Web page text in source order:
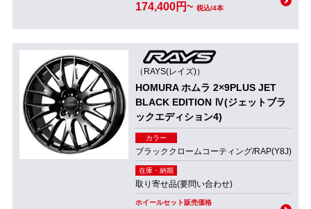
174,400円~ 税込/4本
（RAYS(レイズ)）
HOMURA ホムラ 2×9PLUS JET
BLACK EDITION Ⅳ(ジェットブラ
ックエディション4)
カラー
ブラッククロームコーティング/RAP(Y8J)
在庫・納期
取り寄せ品(要問い合わせ)
ホイールセット販売価格